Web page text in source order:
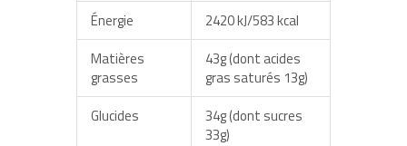
Énergie
2420 kJ/583 kcal
Matières
grasses
43g (dont acides
gras saturés 13g)
Glucides
34g (dont sucres
33g)